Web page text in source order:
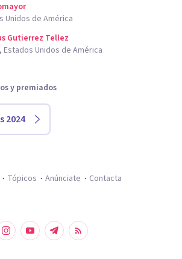
Unidos de América
Gutierrez Tellez
Estados Unidos de América
y premiados
2024
Tópicos Anúnciate Contacta